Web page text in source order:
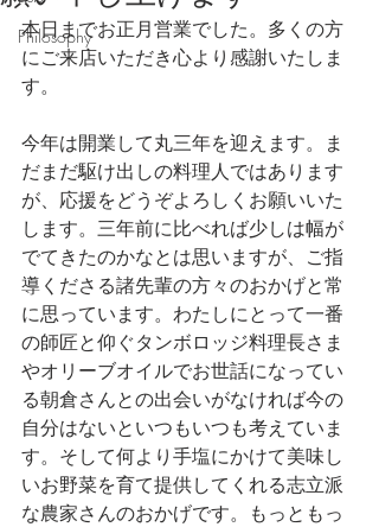
Philosophy
本日までお正月営業でした。多くの方
にご来店いただき心より感謝いたしま
す。
今年は開業して丸三年を迎えます。ま
だまだ駆け出しの料理人ではあります
が、応援をどうぞよろしくお願いいた
します。三年前に比べれば少しは幅が
でてきたのかなとは思いますが、ご指
導くださる諸先輩の方々のおかげと常
に思っています。わたしにとって一番
の師匠と仰ぐタンボロッジ料理長さま
やオリーブオイルでお世話になってい
る朝倉さんとの出会いがなければ今の
自分はないといつもいつも考えていま
す。そして何より手塩にかけて美味し
いお野菜を育て提供してくれる志立派
な農家さんのおかげです。もっともっ